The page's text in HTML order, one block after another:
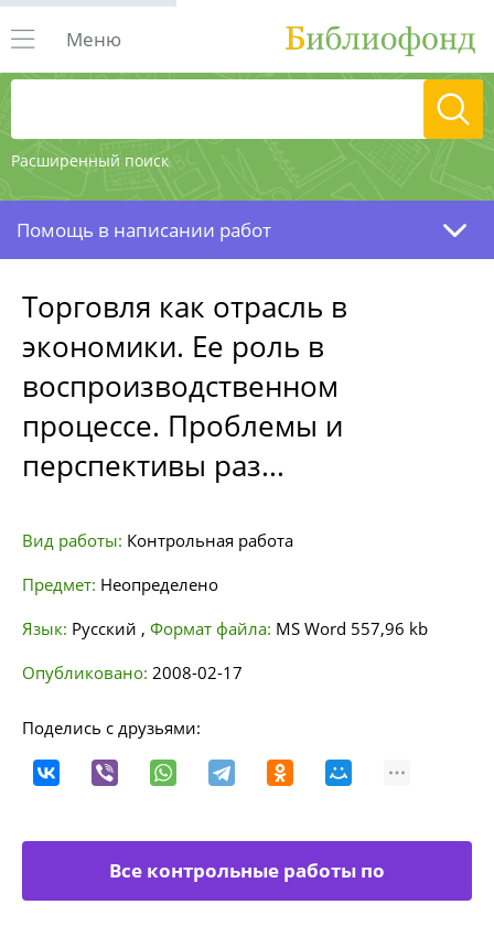
Расширенный поиск
Меню
Помощь в написании работ
Торговля как отрасль в
экономики. Ее роль в
воспроизводственном
процессе. Проблемы и
перспективы раз...
Вид работы: Контрольная работа
Предмет: Неопределено
Язык: Русский , Формат файла: MS Word 557,96 kb
Опубликовано: 2008-02-17
Поделись с друзьями:
Все контрольные работы по